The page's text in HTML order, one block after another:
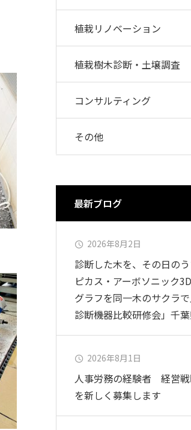
植栽リノベーション
植栽樹木診断・土壌調査
コンサルティング
その他
最新ブログ
診断した木を、その日の
ピカス・アーボソニック
グラフを同一木のサクラ
診断機器比較研修会」千
2026年8月2日
人事労務の経験者 経営
を新しく募集します
2026年8月1日